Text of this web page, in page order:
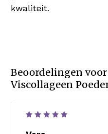
kwaliteit.
Beoordelingen voor
Viscollageen
5